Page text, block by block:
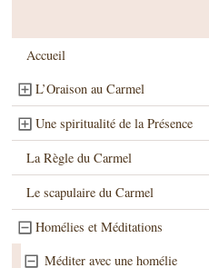
Accueil
L’Oraison au Carmel
Une spiritualité de la Présence
La Règle du Carmel
Le scapulaire du Carmel
Homélies et Méditations
Méditer avec une homélie